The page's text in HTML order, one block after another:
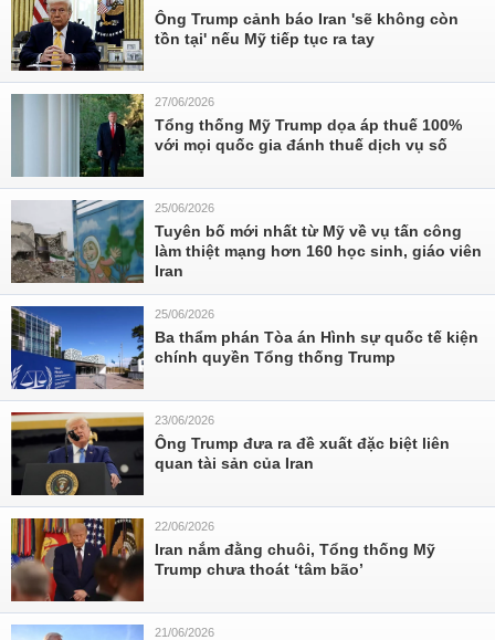
Ông Trump cảnh báo Iran 'sẽ không còn
tồn tại' nếu Mỹ tiếp tục ra tay
27/06/2026
Tổng thống Mỹ Trump dọa áp thuế 100%
với mọi quốc gia đánh thuế dịch vụ số
25/06/2026
Tuyên bố mới nhất từ Mỹ về vụ tấn công
làm thiệt mạng hơn 160 học sinh, giáo viên
Iran
25/06/2026
Ba thẩm phán Tòa án Hình sự quốc tế kiện
chính quyền Tổng thống Trump
23/06/2026
Ông Trump đưa ra đề xuất đặc biệt liên
quan tài sản của Iran
22/06/2026
Iran nắm đằng chuôi, Tổng thống Mỹ
Trump chưa thoát ‘tâm bão’
21/06/2026